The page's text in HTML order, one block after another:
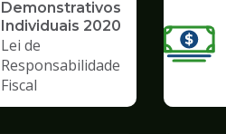
Demonstrativos
Individuais 2020
Lei de
Responsabilidade
Fiscal